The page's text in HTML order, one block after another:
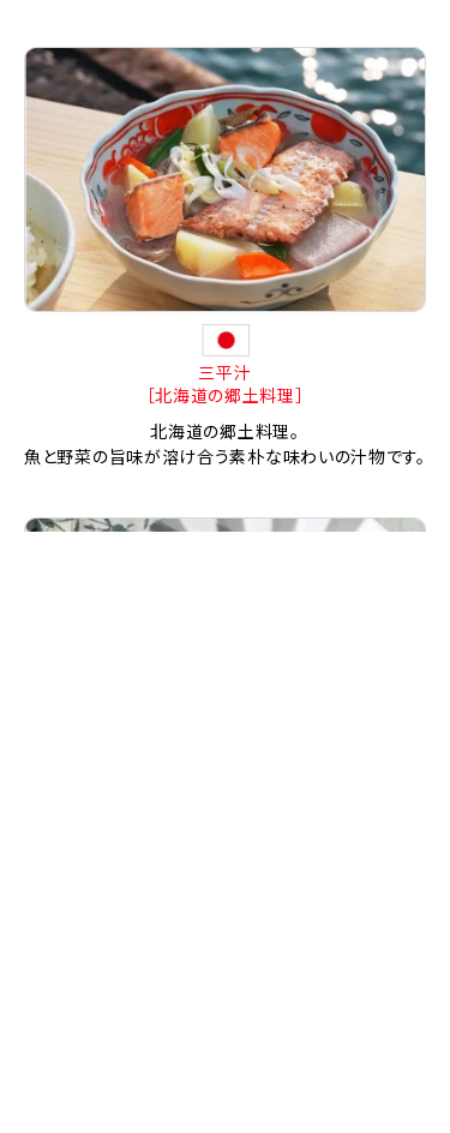
三平汁
［北海道の郷土料理］
北海道の郷土料理。
魚と野菜の旨味が溶け合う素朴な味わいの汁物です。